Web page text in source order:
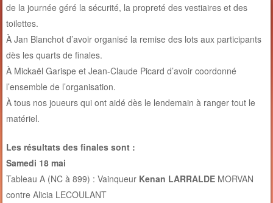
de la journée géré la sécurité, la propreté des vestiaires et des
toilettes.
À Jan Blanchot d’avoir organisé la remise des lots aux participants
dès les quarts de finales.
À Mickaël Garispe et Jean-Claude Picard d’avoir coordonné
l’ensemble de l’organisation.
À tous nos joueurs qui ont aidé dès le lendemain à ranger tout le
matériel.
Les résultats des finales sont :
Samedi 18 mai
Tableau A (NC à 899) : Vainqueur Kenan LARRALDE MORVAN
contre Alicia LECOULANT